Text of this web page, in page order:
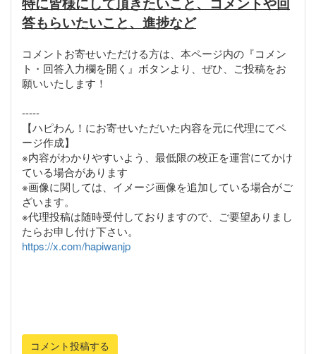
答もらいたいこと、進捗など
コメントお寄せいただける方は、本ページ内の『コメン
ト・回答入力欄を開く』ボタンより、ぜひ、ご投稿をお
願いいたします！
-----
【ハピわん！にお寄せいただいた内容を元に代理にてペ
ージ作成】
※内容がわかりやすいよう、最低限の校正を運営にてかけ
ている場合があります
※画像に関しては、イメージ画像を追加している場合がご
ざいます。
※代理投稿は随時受付しておりますので、ご要望ありまし
https://x.com/hapiwanjp
コメント投稿する